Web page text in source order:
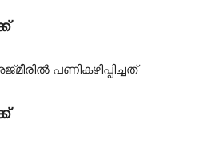
പണികഴിപ്പിച്ചത്